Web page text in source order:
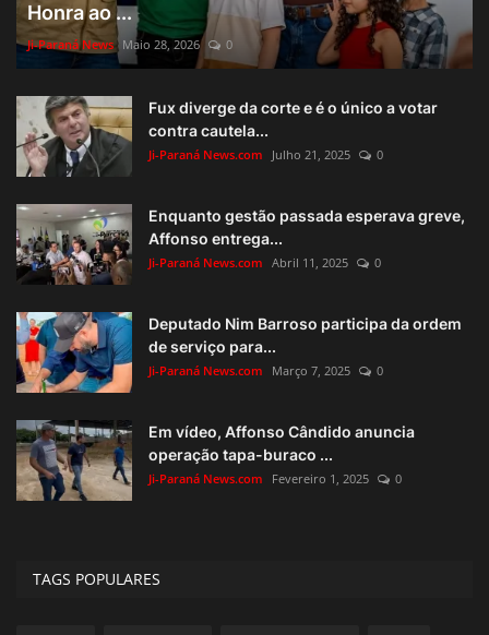
Honra ao ...
Ji-Paraná News Maio 28, 2026 0
Fux diverge da corte e é o único a votar
contra cautela...
Ji-Paraná News.com Julho 21, 2025 0
Enquanto gestão passada esperava greve,
Affonso entrega...
Ji-Paraná News.com Abril 11, 2025 0
Deputado Nim Barroso participa da ordem
de serviço para...
Ji-Paraná News.com Março 7, 2025 0
Em vídeo, Affonso Cândido anuncia
operação tapa-buraco ...
Ji-Paraná News.com Fevereiro 1, 2025 0
TAGS POPULARES